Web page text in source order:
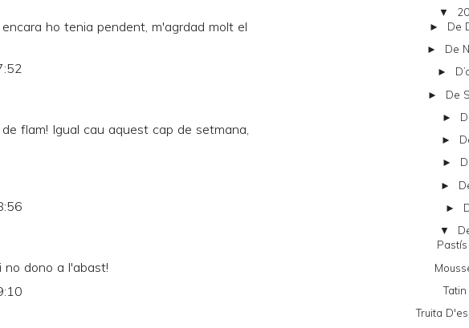
ho tenia pendent, m'agrdad molt el
flam! Igual cau aquest cap de setmana,
no dono a l'abast!
▼
► De
► De
►
► De
►
►
►
►
►
▼
Truita